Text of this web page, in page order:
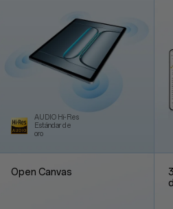
AUDIO Hi-Res
Estándar de
oro
Open Canvas